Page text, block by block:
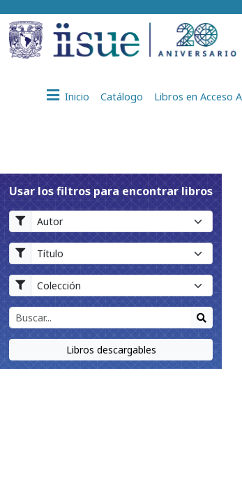
Inicio Catálogo Libros en Acceso
Usar los filtros para encontrar libros
Libros descargables